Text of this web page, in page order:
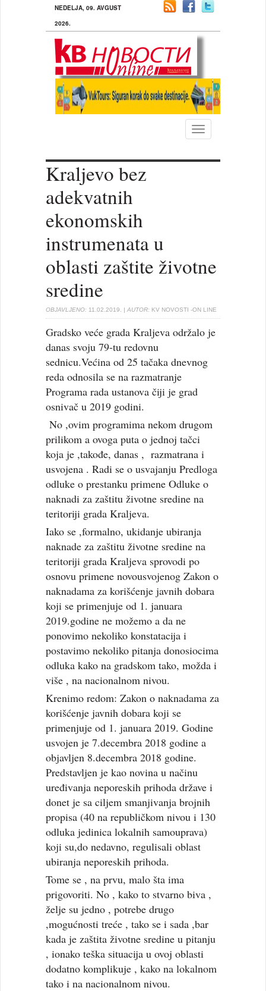
NEDELJA, 09. AVGUST
2026.
Toggle
navigation
Kraljevo bez
adekvatnih
ekonomskih
instrumenata u
oblasti zaštite životne
sredine
OBJAVLJENO: 11.02.2019. | AUTOR: KV NOVOSTI -ON LINE
Gradsko veće grada Kraljeva održalo je
danas svoju 79-tu redovnu
sednicu.Većina od 25 tačaka dnevnog
reda odnosila se na razmatranje
Programa rada ustanova čiji je grad
osnivač u 2019 godini.
No ,ovim programima nekom drugom
prilikom a ovoga puta o jednoj tačci
koja je ,takođe, danas , razmatrana i
usvojena . Radi se o usvajanju Predloga
odluke o prestanku primene Odluke o
naknadi za zaštitu životne sredine na
teritoriji grada Kraljeva.
Iako se ,formalno, ukidanje ubiranja
naknade za zaštitu životne sredine na
teritoriji grada Kraljeva sprovodi po
osnovu primene novousvojenog Zakon o
naknadama za korišćenje javnih dobara
koji se primenjuje od 1. januara
2019.godine ne možemo a da ne
ponovimo nekoliko konstatacija i
postavimo nekoliko pitanja donosiocima
odluka kako na gradskom tako, možda i
više , na nacionalnom nivou.
Krenimo redom: Zakon o naknadama za
korišćenje javnih dobara koji se
primenjuje od 1. januara 2019. Godine
usvojen je 7.decembra 2018 godine a
objavljen 8.decembra 2018 godine.
Predstavljen je kao novina u načinu
uređivanja neporeskih prihoda države i
donet je sa ciljem smanjivanja brojnih
propisa (40 na republičkom nivou i 130
odluka jedinica lokalnih samouprava)
koji su,do nedavno, regulisali oblast
ubiranja neporeskih prihoda.
Tome se , na prvu, malo šta ima
prigovoriti. No , kako to stvarno biva ,
želje su jedno , potrebe drugo
,mogućnosti treće , tako se i sada ,bar
kada je zaštita životne sredine u pitanju
, ionako teška situacija u ovoj oblasti
dodatno komplikuje , kako na lokalnom
tako i na nacionalnom nivou.